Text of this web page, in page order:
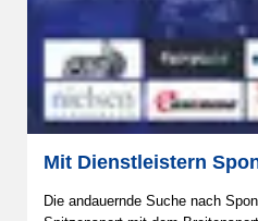
Mit Dienstleistern
Die andauernde Suche nach